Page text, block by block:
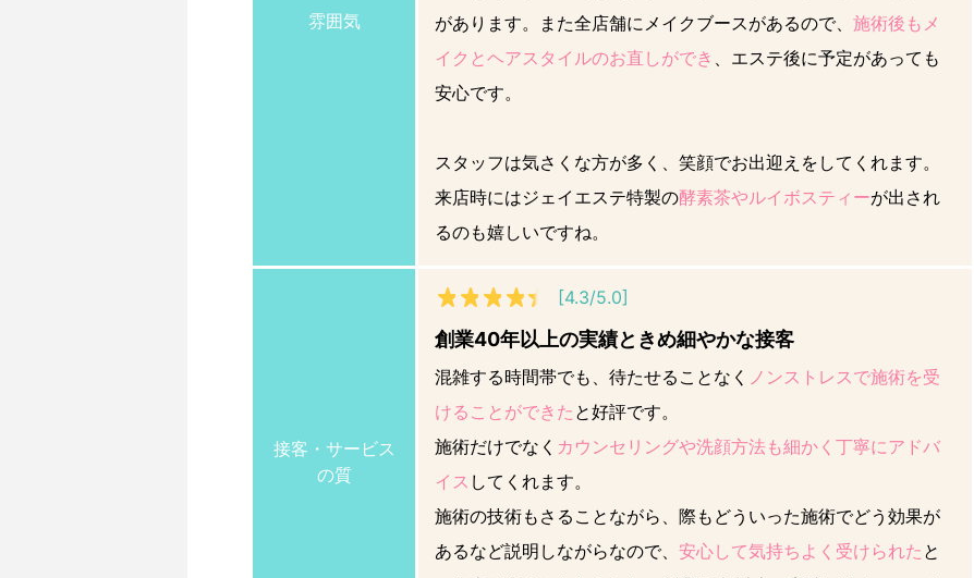
雰囲気
があります。また全店舗にメイクブースがあるので、 施術後もメ
イクとヘアスタイルのお直しができ 、エステ後に予定があっても
安心です。
スタッフは気さくな方が多く、笑顔でお出迎えをしてくれます。
来店時にはジェイエステ特製の酵素茶やルイボスティーが出され
るのも嬉しいですね。
接客・サービス
の質
[4.3/5.0]
創業40年以上の実績ときめ細やかな接客
混雑する時間帯でも、待たせることなく ノンストレスで施術を受
けることができた と好評です。
施術だけでなく カウンセリングや洗顔方法も細かく丁寧にアドバ
イス してくれます。
施術の技術もさることながら、際もどういった施術でどう効果が
あるなど説明しながらなので、 安心して気持ちよく受けられた と